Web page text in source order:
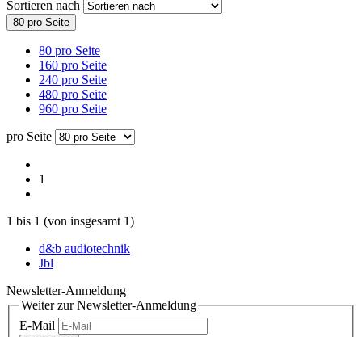
Sortieren nach
80 pro Seite
80 pro Seite
160 pro Seite
240 pro Seite
480 pro Seite
960 pro Seite
pro Seite
1
1 bis 1 (von insgesamt 1)
d&b audiotechnik
Jbl
Newsletter-Anmeldung
Weiter zur Newsletter-Anmeldung
E-Mail